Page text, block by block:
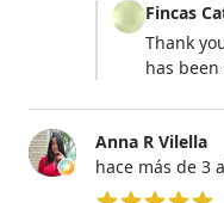
Fincas
Thank
has
Anna R Vilella
hace más de 3